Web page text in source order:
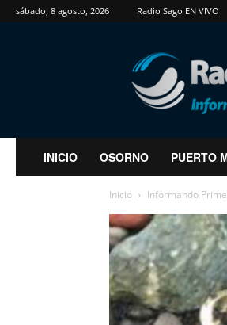
sábado, 8 agosto, 2026 Radio Sago EN VIVO
RadioSago
INICIO OSORNO PUERTO
Inicio Informando